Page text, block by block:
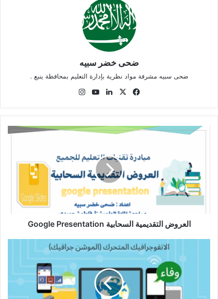
ضحى خضر سبيه
ضحى سبيه مشرفة مواد نظرية بإدارة التعليم بمحافظة ينبع .
فيسبوك
‫X لينكدإن‫YouTube
العروض
Google
Presentation
العروض التقديمية السحابية Google Presentation
الانفوجرافيك